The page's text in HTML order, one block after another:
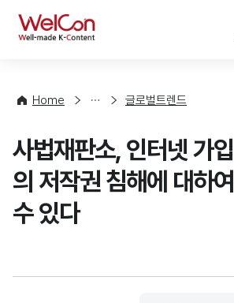
WelCon
Home
향
계
글로벌트렌드
사법재판소, 인터넷 가
의 저작권 침해에 대하
수 있다